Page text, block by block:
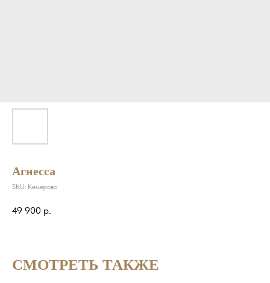
Агнесса
SKU: Кемерово
49 900 р.
СМОТРЕТЬ ТАКЖЕ